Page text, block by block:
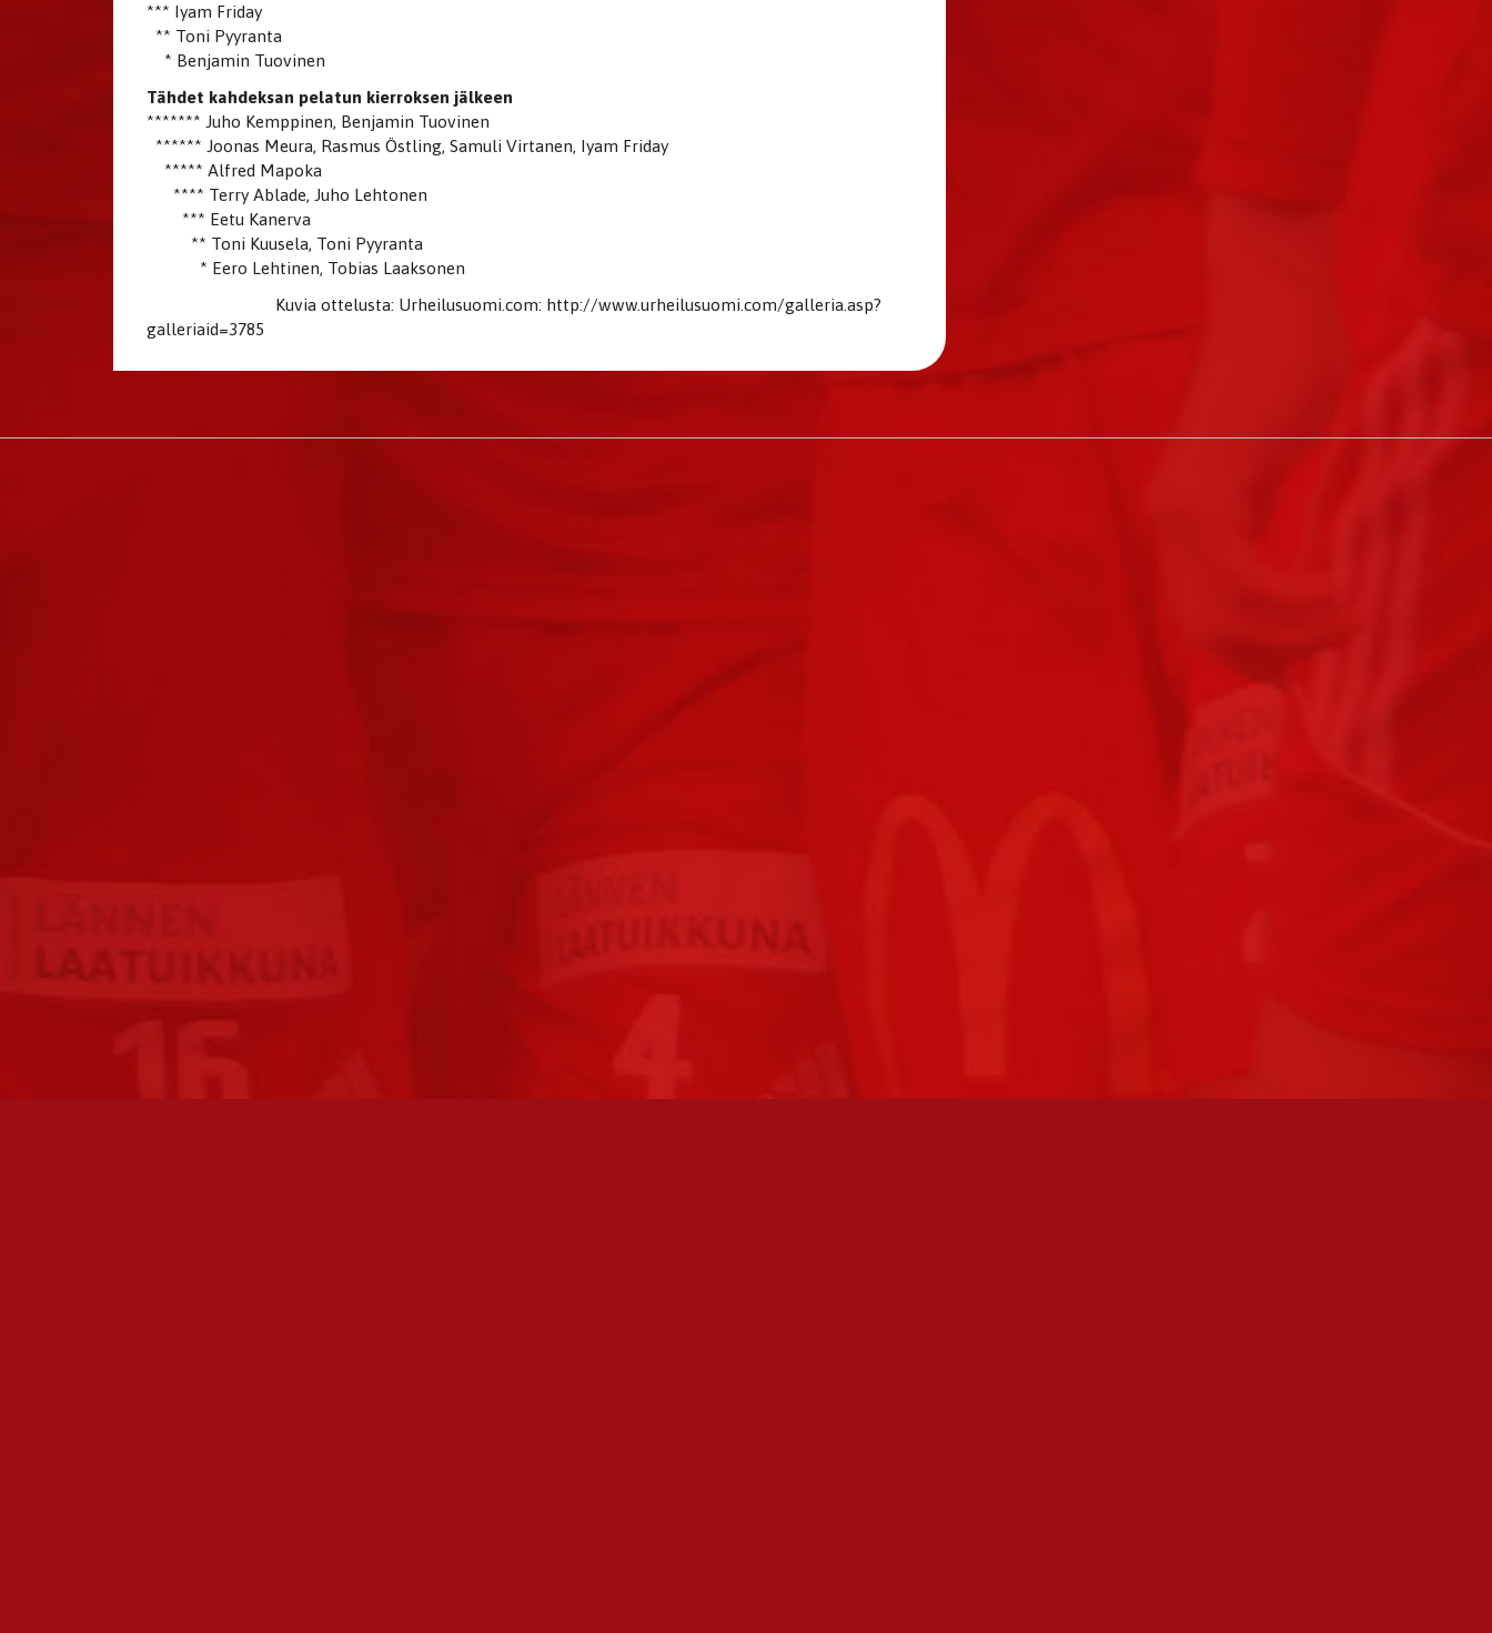
*** Iyam Friday
** Toni Pyyranta
* Benjamin Tuovinen
Tähdet kahdeksan pelatun kierroksen jälkeen
******* Juho Kemppinen, Benjamin Tuovinen
****** Joonas Meura, Rasmus Östling, Samuli Virtanen, Iyam Friday
***** Alfred Mapoka
**** Terry Ablade, Juho Lehtonen
*** Eetu Kanerva
** Toni Kuusela, Toni Pyyranta
* Eero Lehtinen, Tobias Laaksonen
Kuvia ottelusta: Urheilusuomi.com: http://www.urheilusuomi.com/galleria.asp?
galleriaid=3785